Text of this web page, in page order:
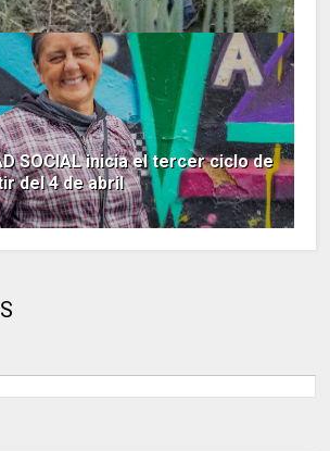
SOCIAL inicia el tercer ciclo de
del 4 de abril